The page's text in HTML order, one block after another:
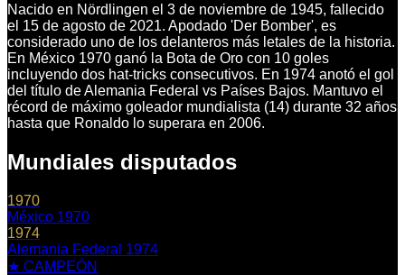
Nacido en Nördlingen el 3 de noviembre de 1945, fallecido
el 15 de agosto de 2021. Apodado 'Der Bomber', es
considerado uno de los delanteros más letales de la historia.
En México 1970 ganó la Bota de Oro con 10 goles
incluyendo dos hat-tricks consecutivos. En 1974 anotó el gol
del título de Alemania Federal vs Países Bajos. Mantuvo el
récord de máximo goleador mundialista (14) durante 32 años
hasta que Ronaldo lo superara en 2006.
Mundiales disputados
1970
México 1970
1974
Alemania Federal 1974
★ CAMPEÓN